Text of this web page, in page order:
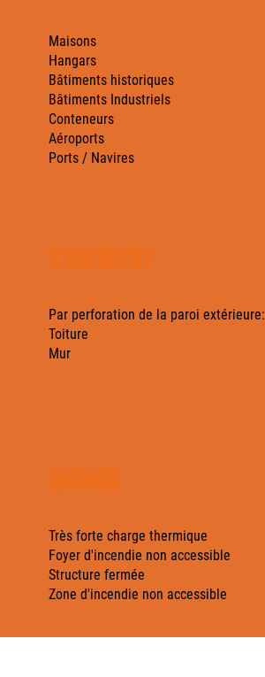
Maisons
Hangars
Bâtiments historiques
Bâtiments Industriels
Conteneurs
Aéroports
Ports / Navires
Par perforation de la paroi extérieure:
Toiture
Mur
Très forte charge thermique
Foyer d'incendie non accessible
Structure fermée
Zone d'incendie non accessible